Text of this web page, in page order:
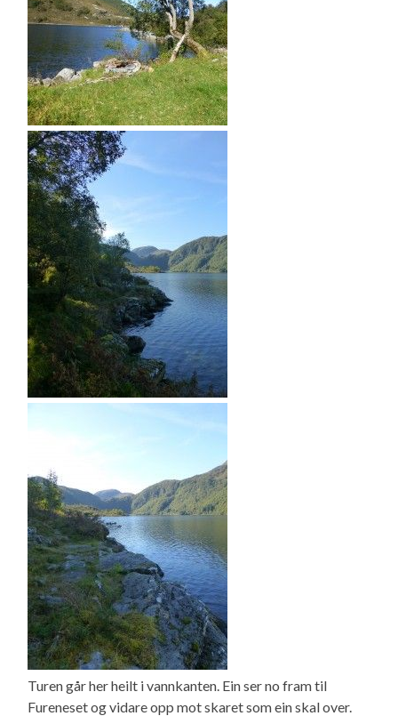
Turen går her heilt i vannkanten. Ein ser no fram til
Fureneset og vidare opp mot skaret som ein skal over.